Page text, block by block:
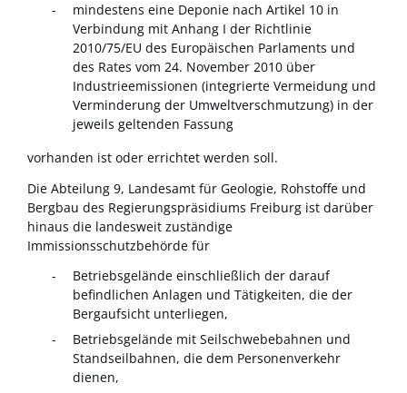
mindestens eine Deponie nach Artikel 10 in
Verbindung mit Anhang I der Richtlinie
2010/75/EU des Europäischen Parlaments und
des Rates vom 24. November 2010 über
Industrieemissionen (integrierte Vermeidung und
Verminderung der Umweltverschmutzung) in der
jeweils geltenden Fassung
vorhanden ist oder errichtet werden soll.
Die Abteilung 9, Landesamt für Geologie, Rohstoffe und
Bergbau des Regierungspräsidiums Freiburg ist darüber
hinaus die landesweit zuständige
Immissionsschutzbehörde für
Betriebsgelände einschließlich der darauf
befindlichen Anlagen und Tätigkeiten, die der
Bergaufsicht unterliegen,
Betriebsgelände mit Seilschwebebahnen und
Standseilbahnen, die dem Personenverkehr
dienen,